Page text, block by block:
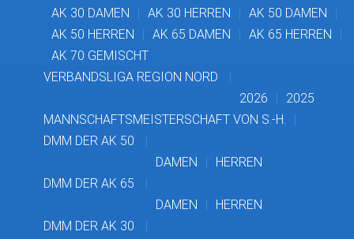
AK 30 DAMEN
AK 30 HERREN
AK 50 DAMEN
AK 50 HERREN
AK 65 DAMEN
AK 65 HERREN
AK 70 GEMISCHT
VERBANDSLIGA REGION NORD
2026
2025
MANNSCHAFTSMEISTERSCHAFT VON S.-H.
DMM DER AK 50
DAMEN
HERREN
DMM DER AK 65
DAMEN
HERREN
DMM DER AK 30